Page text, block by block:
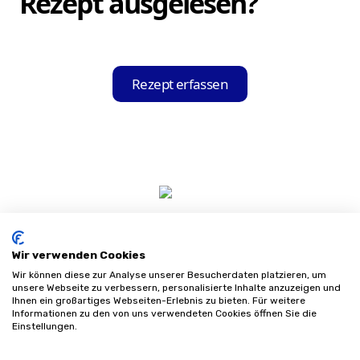
Ihre Krankenkasse, die Produktgruppe und
alle weiteren relevanten Informationen für
Rezept erfassen
Wir verwenden Cookies
Wir können diese zur Analyse unserer Besucherdaten platzieren, um
unsere Webseite zu verbessern, personalisierte Inhalte anzuzeigen und
Ihnen ein großartiges Webseiten-Erlebnis zu bieten. Für weitere
Informationen zu den von uns verwendeten Cookies öffnen Sie die
Einstellungen.